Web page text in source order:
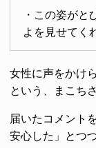
・この姿がと
よを見せてく
女性に声をかけ
という、まこちさ
届いたコメント
安心した」とつ